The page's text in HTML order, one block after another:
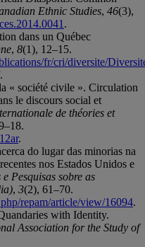
Ethnic Studies, 46(3),
.
dans un Québec
, 8(1), 12–15.
fr/cri/diversite/
.
« société civile ». Circulation
le discours social et
de théories et
.
do lugar das minorias na
nos Estados Unidos e
Pesquisas sobre as
, 3(2), 61–70.
repam/article/view/16094.
with Identity.
Association for the Study of